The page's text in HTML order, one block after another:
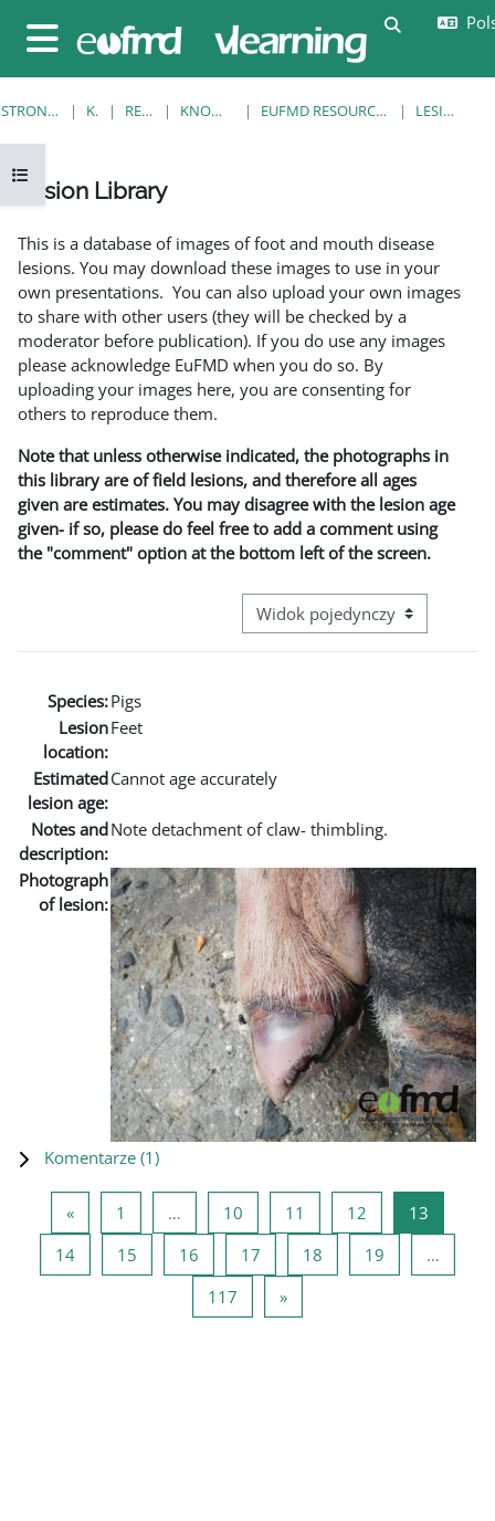
Panel boczny
Otwórz indeks kursu
STRONA GŁÓWNA KURSY RESOURCES KNOWLEDGE BANK EUFMD RESOURCES: CLINICAL DIAGNOSIS LESION LIBRARY
Lesion Library
This is a database of images of foot and mouth disease
lesions. You may download these images to use in your
own presentations. You can also upload your own images
to share with other users (they will be checked by a
moderator before publication). If you do use any images
please acknowledge EuFMD when you do so. By
uploading your images here, you are consenting for
others to reproduce them.
Note that unless otherwise indicated, the photographs in
this library are of field lesions, and therefore all ages
given are estimates. You may disagree with the lesion age
given- if so, please do feel free to add a comment using
the "comment" option at the bottom left of the screen.
Przeglądanie: nawigacja
Species:Pigs
Lesion
location:
Feet
Estimated
lesion age:
Cannot age accurately
Notes and
description:
Note detachment of claw- thimbling.
Photograph
of lesion:
Komentarze (1)
«Poprzednia strona
1 … 10 Strona 10
11 Strona 11
12 Strona 12
13
14Strona 14
15 Strona 15
16 Strona 16
17 Strona 17
18 Strona 18
19
…
117 Strona 117
»Następna strona